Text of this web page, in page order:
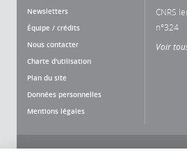
Newsletters
Équipe / crédits
Nous contacter
Charte d'utilisation
Plan du site
Données personnelles
Mentions légales
CNRS
n°324
Voir